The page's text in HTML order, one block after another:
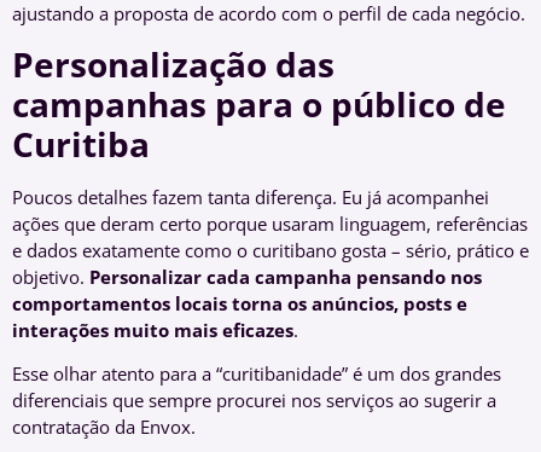
ajustando a proposta de acordo com o perfil de cada negócio.
Personalização das
campanhas para o público de
Curitiba
Poucos detalhes fazem tanta diferença. Eu já acompanhei
ações que deram certo porque usaram linguagem, referências
e dados exatamente como o curitibano gosta – sério, prático e
objetivo. Personalizar cada campanha pensando nos
comportamentos locais torna os anúncios, posts e
interações muito mais eficazes.
Esse olhar atento para a “curitibanidade” é um dos grandes
diferenciais que sempre procurei nos serviços ao sugerir a
contratação da Envox.